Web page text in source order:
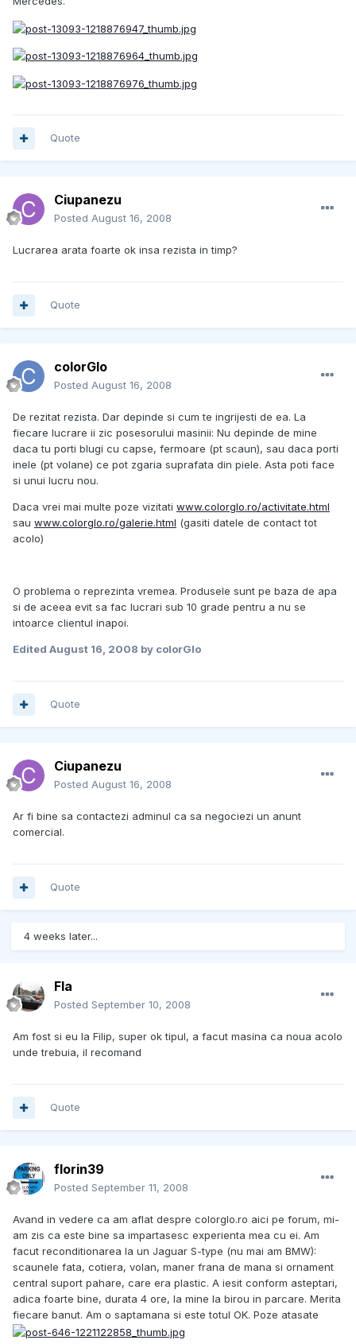
Quote
Ciupanezu
Posted August 16, 2008
Lucrarea arata foarte ok insa rezista in timp?
Quote
colorGlo
Posted August 16, 2008
De rezitat rezista. Dar depinde si cum te ingrijesti de ea. La
fiecare lucrare ii zic posesorului masinii: Nu depinde de mine
daca tu porti blugi cu capse, fermoare (pt scaun), sau daca porti
inele (pt volane) ce pot zgaria suprafata din piele. Asta poti face
si unui lucru nou.
Daca vrei mai multe poze vizitati www.colorglo.ro/activitate.html
sau www.colorglo.ro/galerie.html (gasiti datele de contact tot
acolo)
O problema o reprezinta vremea. Produsele sunt pe baza de apa
si de aceea evit sa fac lucrari sub 10 grade pentru a nu se
intoarce clientul inapoi.
Edited August 16, 2008 by colorGlo
Quote
Ciupanezu
Posted August 16, 2008
Ar fi bine sa contactezi adminul ca sa negociezi un anunt
comercial.
Quote
4 weeks later...
Fla
Posted September 10, 2008
Am fost si eu la Filip, super ok tipul, a facut masina ca noua acolo
unde trebuia, il recomand
Quote
florin39
Posted September 11, 2008
Avand in vedere ca am aflat despre colorglo.ro aici pe forum, mi-
am zis ca este bine sa impartasesc experienta mea cu ei. Am
facut reconditionarea la un Jaguar S-type (nu mai am BMW):
scaunele fata, cotiera, volan, maner frana de mana si ornament
central suport pahare, care era plastic. A iesit conform asteptari,
adica foarte bine, durata 4 ore, la mine la birou in parcare. Merita
fiecare banut. Am o saptamana si este totul OK. Poze atasate